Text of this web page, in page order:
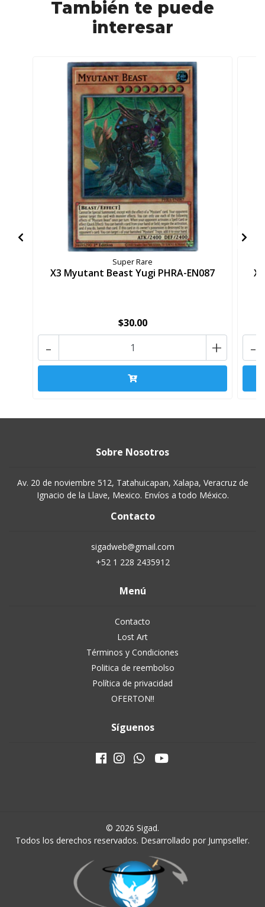
También te puede
interesar
Super Rare
X3 Myutant Beast Yugi PHRA-EN087
$30.00
+
- -
Sobre Nosotros
Av. 20 de noviembre 512, Tatahuicapan, Xalapa, Veracruz de
Ignacio de la Llave, Mexico. Envíos a todo México.
Contacto
sigadweb@gmail.com
+52 1 228 2435912
Menú
Contacto
Lost Art
Términos y Condiciones
Politica de reembolso
Política de privacidad
OFERTON!!
Síguenos
© 2026 Sigad.
Todos los derechos reservados. Desarrollado por Jumpseller.